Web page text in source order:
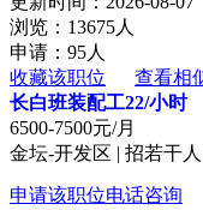
浏览：13675人
申请：95人
收藏该职位
查看相
长白班装配工22/小时
6500-7500元/月
金坛-开发区 | 招若干
申请该职位电话咨询